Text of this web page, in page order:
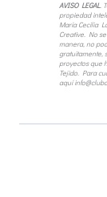
AVISO LEGAL.
propiedad
María Cecilia
Creative. No
manera, no
gratuitamente,
proyectos que
Tejido. Para
aquí